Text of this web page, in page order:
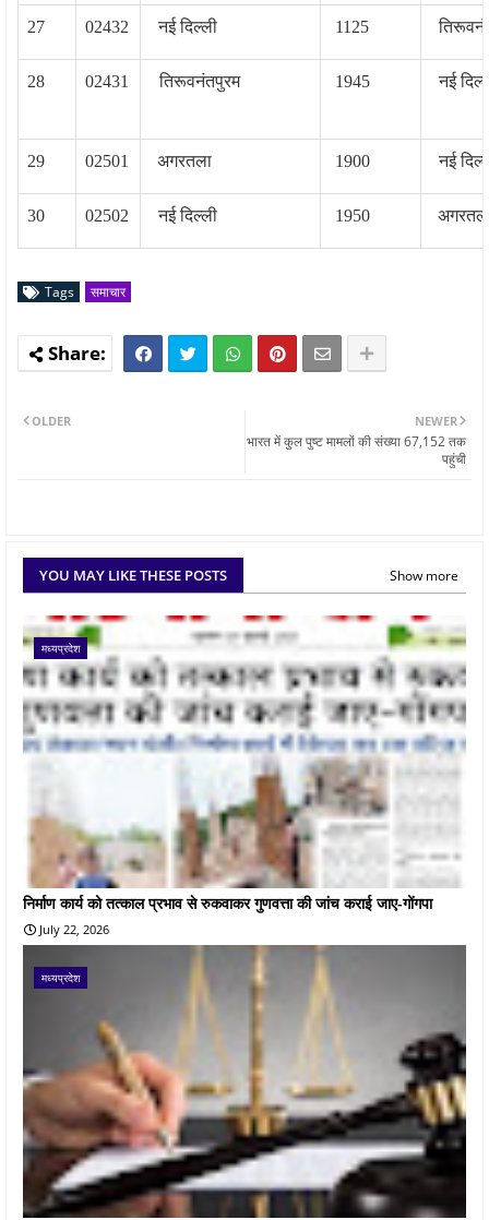
27 02432 नई दिल्‍ली 1125
28 02431 तिरूवनंतपुरम 1945 नई
29 02501 अगरतला 1900 नई
30 02502 नई दिल्‍ली 1950
Tags समाचार
NEWER
भारत में कुल पुष्ट मामलों की संख्या 67,152 तक
पहुंची
OLDER
YOU MAY LIKE THESE POSTS Show more
मध्यप्रदेश
निर्माण कार्य को तत्काल प्रभाव से रुकवाकर गुणवत्ता की जांच कराई जाए-गोंगपा
July 22, 2026
मध्यप्रदेश